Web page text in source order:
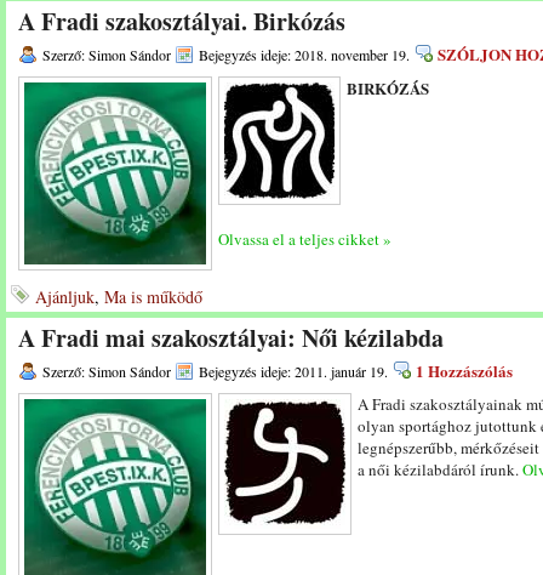
A Fradi szakosztályai. Birkózás
Szerző: Simon Sándor Bejegyzés ideje: 2018. november 19.
SZÓLJON
BIRKÓZÁS
Olvassa el a teljes cikket »
Ajánljuk, Ma is működő
A Fradi mai szakosztályai: Női kézilabda
Szerző: Simon Sándor Bejegyzés ideje: 2011. január 19. 1 Hozzászólás
A Fradi szakosztályainak
olyan sportághoz jutottunk
legnépszerűbb,
a női kézilabdáról írunk.